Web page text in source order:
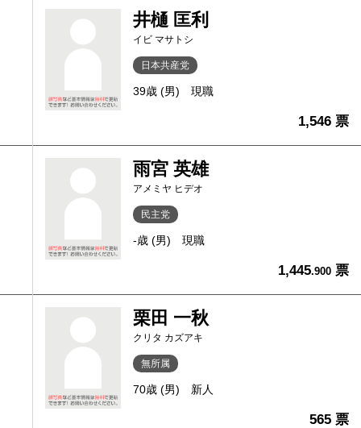
井樋 匡利
イビ マサトシ
日本共産党
39歳 (男) 現職
1,546 票
雨宮 英雄
アメミヤ ヒデオ
民主党
-歳 (男) 現職
1,445.900 票
栗田 一秋
クリタ カズアキ
無所属
70歳 (男) 新人
565 票